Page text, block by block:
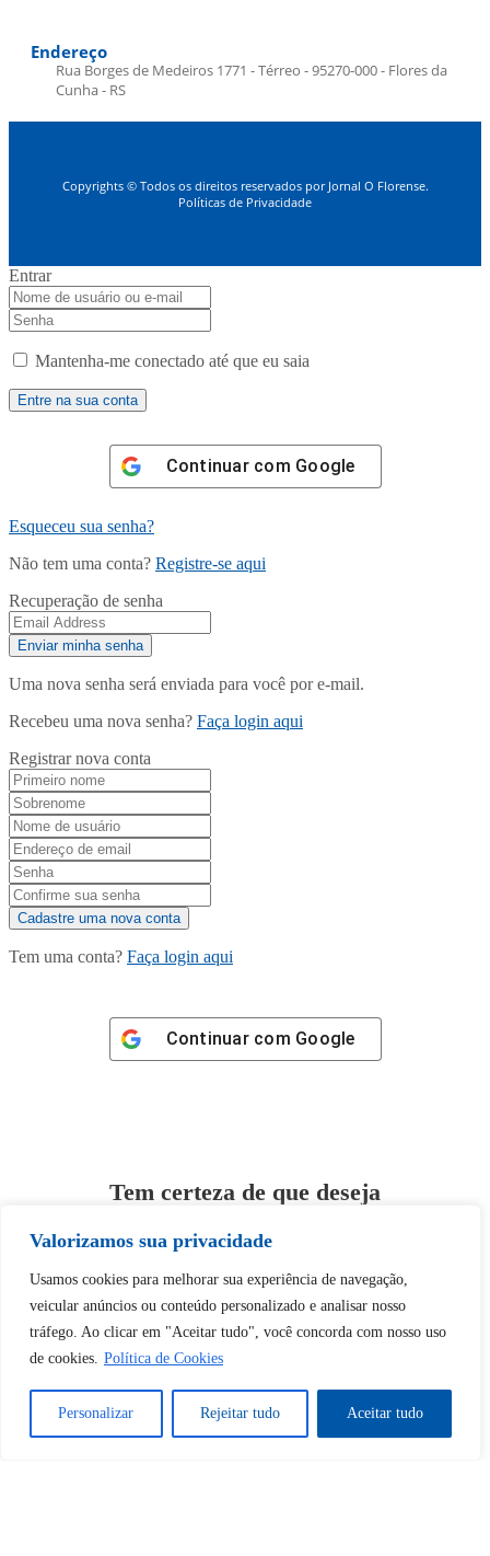
Valorizamos sua privacidade
Usamos cookies para melhorar sua experiência de navegação,
veicular anúncios ou conteúdo personalizado e analisar nosso
tráfego. Ao clicar em "Aceitar tudo", você concorda com nosso uso
de cookies. Política de Cookies
Personalizar Rejeitar tudo Aceitar tudo
Endereço
Rua Borges de Medeiros 1771 - Térreo - 95270-000 - Flores da
Cunha - RS
Copyrights © Todos os direitos reservados por Jornal O Florense.
Políticas de Privacidade
Entrar
Mantenha-me conectado até que eu saia
Continuar com Google
Esqueceu sua senha?
Não tem uma conta? Registre-se aqui
Recuperação de senha
Uma nova senha será enviada para você por e-mail.
Recebeu uma nova senha? Faça login aqui
Registrar nova conta
Tem uma conta? Faça login aqui
Continuar com Google
Tem certeza de que deseja
Desbloquear esquerda : 0